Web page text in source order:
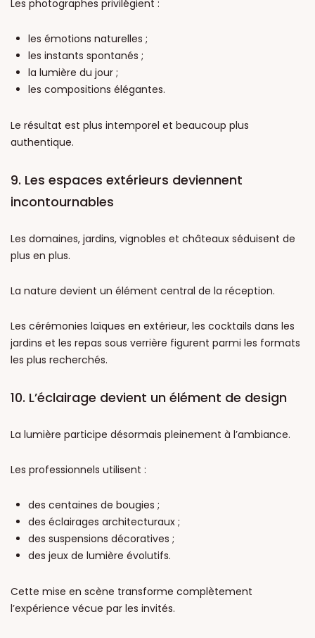
Les photographes privilégient :
les émotions naturelles ;
les instants spontanés ;
la lumière du jour ;
les compositions élégantes.
Le résultat est plus intemporel et beaucoup plus
authentique.
9. Les espaces extérieurs deviennent
incontournables
Les domaines, jardins, vignobles et châteaux séduisent de
plus en plus.
La nature devient un élément central de la réception.
Les cérémonies laïques en extérieur, les cocktails dans les
jardins et les repas sous verrière figurent parmi les formats
les plus recherchés.
10. L’éclairage devient un élément de design
La lumière participe désormais pleinement à l’ambiance.
Les professionnels utilisent :
des centaines de bougies ;
des éclairages architecturaux ;
des suspensions décoratives ;
des jeux de lumière évolutifs.
Cette mise en scène transforme complètement
l’expérience vécue par les invités.